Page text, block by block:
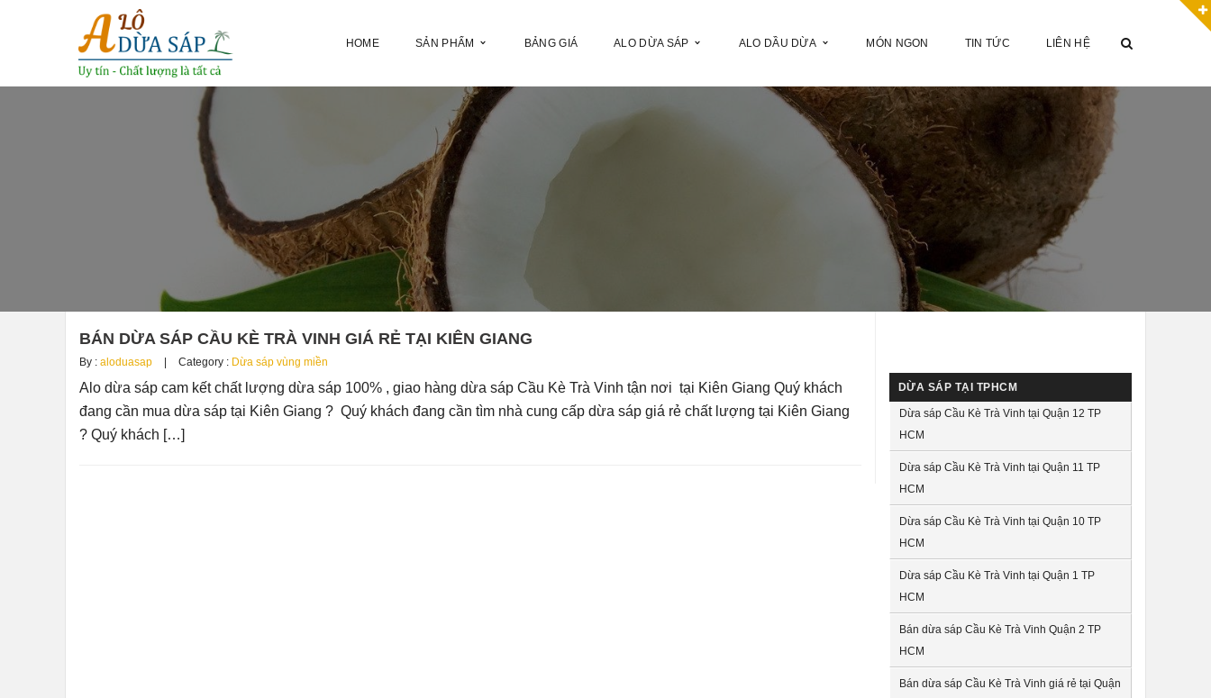
HOME SẢN PHẨM BẢNG GIÁ ALO DỪA SÁP ALO DẦU DỪA MÓN NGON TIN TỨC LIÊN HỆ
BÁN DỪA SÁP CẦU KÈ TRÀ VINH GIÁ RẺ TẠI KIÊN GIANG
By : aloduasap Category : Dừa sáp vùng miền
Alo dừa sáp cam kết chất lượng dừa sáp 100% , giao hàng dừa sáp Cầu Kè Trà Vinh tận nơi tại Kiên Giang Quý khách
đang cần mua dừa sáp tại Kiên Giang ? Quý khách đang cần tìm nhà cung cấp dừa sáp giá rẻ chất lượng tại Kiên Giang
? Quý khách […]
DỪA SÁP TẠI TPHCM
Dừa sáp Cầu Kè Trà Vinh tại Quận 12 TP
HCM
Dừa sáp Cầu Kè Trà Vinh tại Quận 11 TP
HCM
Dừa sáp Cầu Kè Trà Vinh tại Quận 10 TP
HCM
Dừa sáp Cầu Kè Trà Vinh tại Quận 1 TP
HCM
Bán dừa sáp Cầu Kè Trà Vinh Quận 2 TP
HCM
Bán dừa sáp Cầu Kè Trà Vinh giá rẻ tại Quận